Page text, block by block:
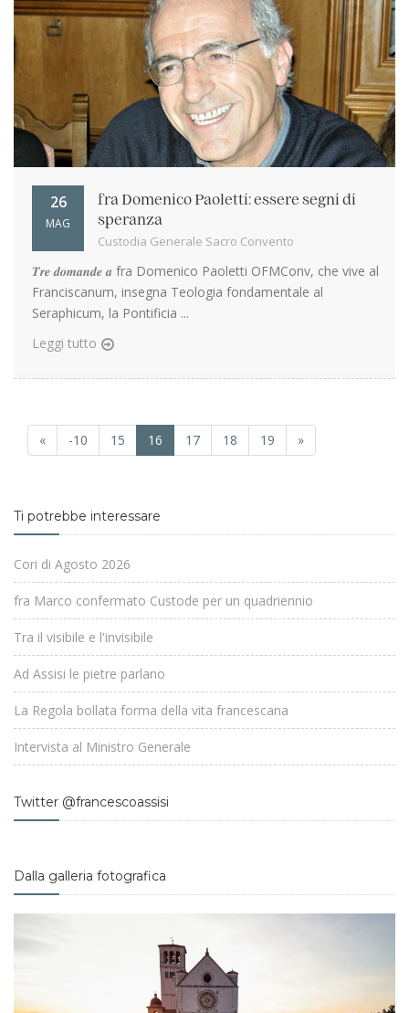
26
MAG
fra Domenico Paoletti: essere segni di
speranza
Custodia Generale Sacro Convento
𝑻𝒓𝒆 𝒅𝒐𝒎𝒂𝒏𝒅𝒆 𝒂 fra Domenico Paoletti OFMConv, che vive al
Franciscanum, insegna Teologia fondamentale al
Seraphicum, la Pontificia ...
Leggi tutto
« -10 15 16 17 18 19 »
Ti potrebbe interessare
Cori di Agosto 2026
fra Marco confermato Custode per un quadriennio
Tra il visibile e l'invisibile
Ad Assisi le pietre parlano
La Regola bollata forma della vita francescana
Intervista al Ministro Generale
Twitter @francescoassisi
Dalla galleria fotografica